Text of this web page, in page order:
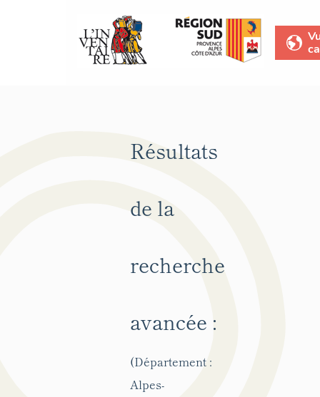
Résultats
de la
recherche
avancée :
(Département :
Alpes-